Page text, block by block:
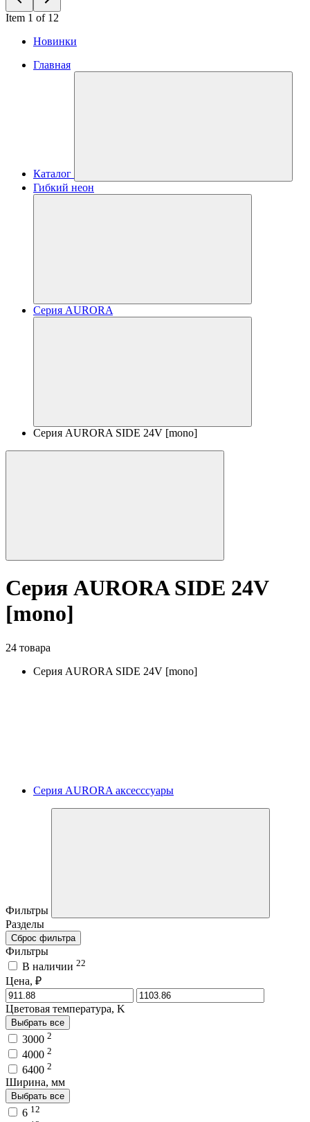
Item 1 of 12
Новинки
Главная
Каталог
Гибкий неон
Серия AURORA
Серия AURORA SIDE 24V [mono]
Серия AURORA SIDE 24V
[mono]
24 товара
Серия AURORA SIDE 24V [mono]
Серия AURORA аксесссуары
Фильтры
Разделы
Сброс фильтра
Фильтры
В наличии 22
Цена, ₽
Цветовая температура, K
Выбрать все
3000 2
4000 2
6400 2
Ширина, мм
Выбрать все
6 12